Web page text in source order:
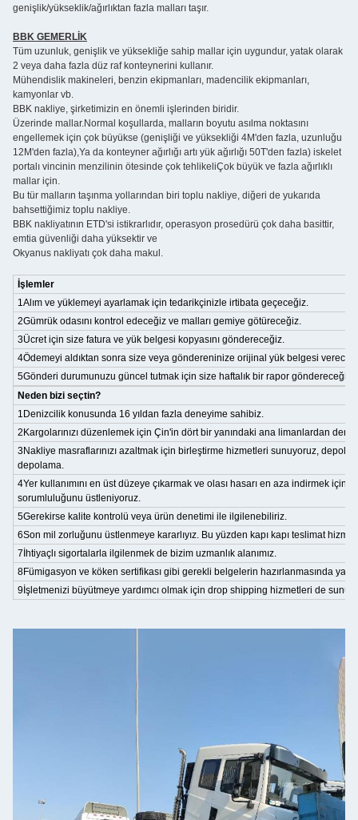
genişlik/yükseklik/ağırlıktan fazla malları taşır.
BBK GEMERLİK
Tüm uzunluk, genişlik ve yüksekliğe sahip mallar için uygundur, yatak olarak
2 veya daha fazla düz raf konteynerini kullanır.
Mühendislik makineleri, benzin ekipmanları, madencilik ekipmanları,
kamyonlar vb.
BBK nakliye, şirketimizin en önemli işlerinden biridir.
Üzerinde mallar.Normal koşullarda, malların boyutu asılma noktasını
engellemek için çok büyükse (genişliği ve yüksekliği 4M'den fazla, uzunluğu
12M'den fazla),Ya da konteyner ağırlığı artı yük ağırlığı 50T'den fazla) iskelet
portalı vincinin menzilinin ötesinde çok tehlikeliÇok büyük ve fazla ağırlıklı
mallar için.
Bu tür malların taşınma yollarından biri toplu nakliye, diğeri de yukarıda
bahsettiğimiz toplu nakliye.
BBK nakliyatının ETD'si istikrarlıdır, operasyon prosedürü çok daha basittir,
emtia güvenliği daha yüksektir ve
Okyanus nakliyatı çok daha makul.
İşlemler
1Alım ve yüklemeyi ayarlamak için tedarikçinizle irtibata geçeceğiz.
2Gümrük odasını kontrol edeceğiz ve malları gemiye götüreceğiz.
3Ücret için size fatura ve yük belgesi kopyasını göndereceğiz.
4Ödemeyi aldıktan sonra size veya göndereninize orijinal yük belgesi
5Gönderi durumunuzu güncel tutmak için size haftalık bir rapor göndereceğiz.
Neden bizi seçtin?
1Denizcilik konusunda 16 yıldan fazla deneyime sahibiz.
2Kargolarınızı düzenlemek için Çin'in dört bir yanındaki ana limanlardan
3Nakliye masraflarınızı azaltmak için birleştirme hizmetleri sunuyoruz,
depolama.
4Yer kullanımını en üst düzeye çıkarmak ve olası hasarı en aza indirmek için
sorumluluğunu üstleniyoruz.
5Gerekirse kalite kontrolü veya ürün denetimi ile ilgilenebiliriz.
6Son mil zorluğunu üstlenmeye kararlıyız. Bu yüzden kapı kapı teslimat
7İhtiyaçlı sigortalarla ilgilenmek de bizim uzmanlık alanımız.
8Fümigasyon ve köken sertifikası gibi gerekli belgelerin hazırlanmasında
9İşletmenizi büyütmeye yardımcı olmak için drop shipping hizmetleri de